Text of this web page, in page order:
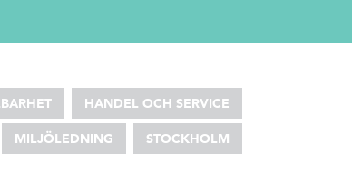
HANDEL OCH SERVICE
MILJÖLEDNING STOCKHOLM